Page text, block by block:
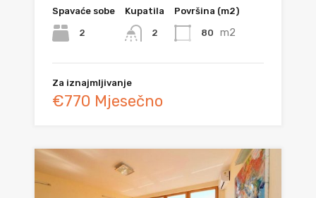
Spavaće sobe
2
Kupatila
2
Površina (m2)
80 m2
Za iznajmljivanje
€770 Mjesečno